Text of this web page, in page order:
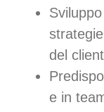
del
e in